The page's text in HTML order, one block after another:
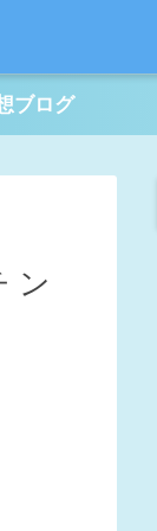
ブログ
ン